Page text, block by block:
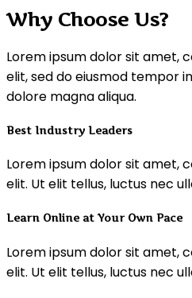
Why Choose Us?
Lorem ipsum dolor sit amet,
elit, sed do eiusmod tempor
dolore magna aliqua.
Best Industry Leaders
Lorem ipsum dolor sit amet,
elit. Ut elit tellus, luctus nec
Learn Online at Your Own Pace
Lorem ipsum dolor sit amet,
elit. Ut elit tellus, luctus nec